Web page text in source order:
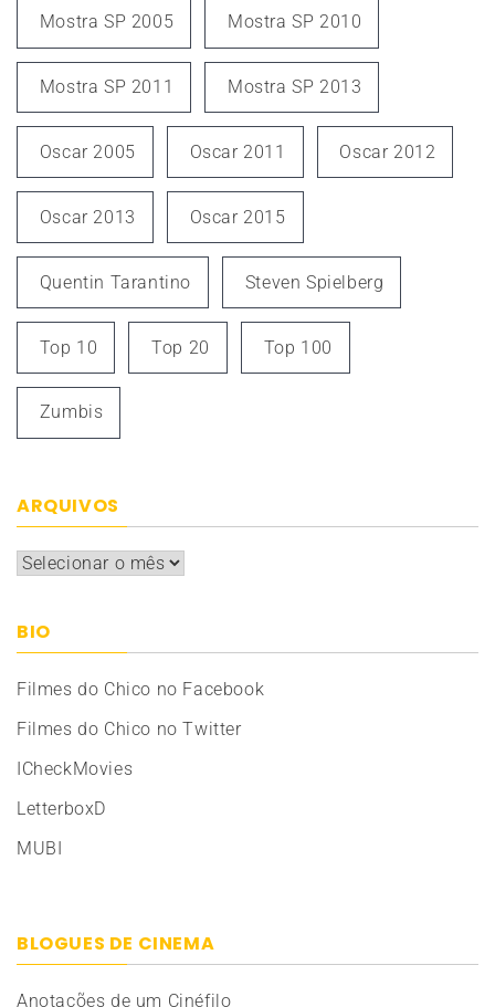
Mostra SP 2005 Mostra SP 2010
Mostra SP 2011 Mostra SP 2013
Oscar 2005 Oscar 2011 Oscar 2012
Oscar 2013 Oscar 2015
Quentin Tarantino Steven Spielberg
Top 10 Top 20 Top 100
Zumbis
ARQUIVOS
Arquivos
BIO
Filmes do Chico no Facebook
Filmes do Chico no Twitter
ICheckMovies
LetterboxD
MUBI
BLOGUES DE CINEMA
Anotações de um Cinéfilo